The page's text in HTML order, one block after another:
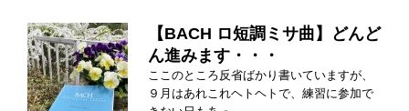
【BACH ロ短調ミサ曲】どんど
ん進みます・・・
ここのところ反省ばかり書いていますが、
９月はあれこれヘトヘトで、練習に参加で